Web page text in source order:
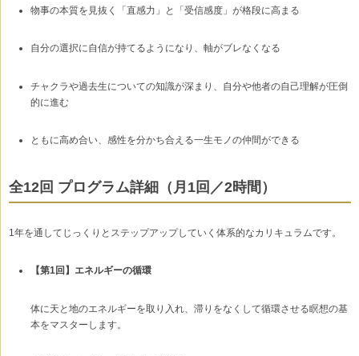
物事の本質を見抜く「直感力」と「受信感度」が格段に高まる
自分の選択に自信が持てるようになり、軸がブレなくなる
チャクラや過去生についての知識が深まり、自分や他者の自己理解が圧倒
的に進む
ともに高め合い、感性を分かち合える一生モノの仲間ができる
全12回 プログラム詳細（月1回／2時間）
1年を通してじっくりとステップアップしていく体系的なカリキュラムです。
【第1回】エネルギーの循環
体に天と地のエネルギーを取り入れ、滞りをなくして循環させる瞑想の基
本をマスターします。